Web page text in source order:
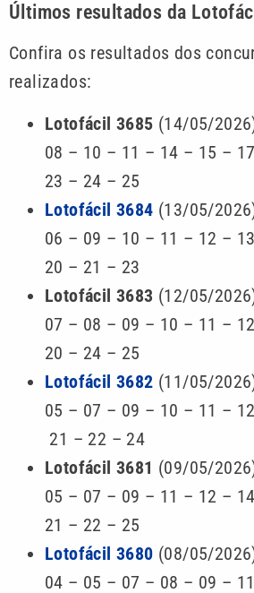
Últimos resultados da
Confira os resultados dos
realizados:
Lotofácil 3685 (14/05/
08 – 10 – 11 – 14 – 15 –
23 – 24 – 25
Lotofácil 3684 (13/05/
06 – 09 – 10 – 11 – 12 –
20 – 21 – 23
Lotofácil 3683 (12/05/
07 – 08 – 09 – 10 – 11 –
20 – 24 – 25
Lotofácil 3682 (11/05/
05 – 07 – 09 – 10 – 11 –
21 – 22 – 24
Lotofácil 3681 (09/05/
05 – 07 – 09 – 11 – 12 –
21 – 22 – 25
Lotofácil 3680 (08/05/
04 – 05 – 07 – 08 – 09 –